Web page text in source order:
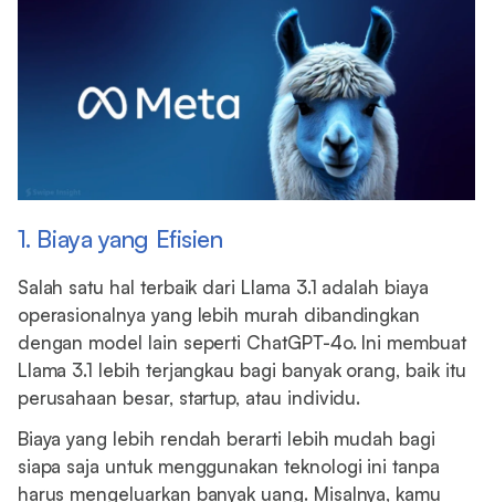
1. Biaya yang Efisien
Salah satu hal terbaik dari Llama 3.1 adalah biaya
operasionalnya yang lebih murah dibandingkan
dengan model lain seperti ChatGPT-4o. Ini membuat
Llama 3.1 lebih terjangkau bagi banyak orang, baik itu
perusahaan besar, startup, atau individu.
Biaya yang lebih rendah berarti lebih mudah bagi
siapa saja untuk menggunakan teknologi ini tanpa
harus mengeluarkan banyak uang. Misalnya, kamu